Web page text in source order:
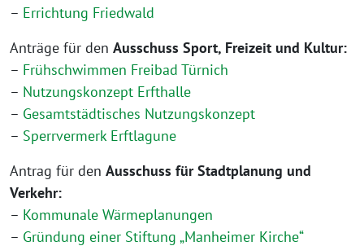
– Errichtung Friedwald
Anträge für den Ausschuss Sport, Freizeit und Kultur:
– Frühschwimmen Freibad Türnich
– Nutzungskonzept Erfthalle
– Gesamtstädtisches Nutzungskonzept
– Sperrvermerk Erftlagune
Antrag für den Ausschuss für Stadtplanung und
Verkehr:
– Kommunale Wärmeplanungen
– Gründung einer Stiftung „Manheimer Kirche“